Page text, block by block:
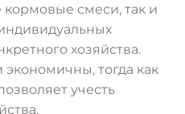
кормовые смеси, так и
хозяйства.
тогда как
учесть